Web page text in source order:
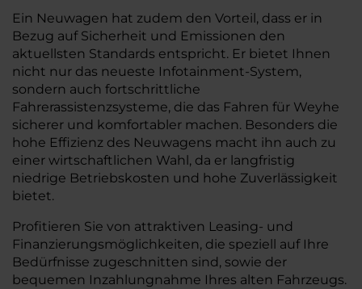
Ein Neuwagen hat zudem den Vorteil, dass er in
Bezug auf Sicherheit und Emissionen den
aktuellsten Standards entspricht. Er bietet Ihnen
nicht nur das neueste Infotainment-System,
sondern auch fortschrittliche
Fahrerassistenzsysteme, die das Fahren für Weyhe
sicherer und komfortabler machen. Besonders die
hohe Effizienz des Neuwagens macht ihn auch zu
einer wirtschaftlichen Wahl, da er langfristig
niedrige Betriebskosten und hohe Zuverlässigkeit
bietet.
Profitieren Sie von attraktiven Leasing- und
Finanzierungsmöglichkeiten, die speziell auf Ihre
Bedürfnisse zugeschnitten sind, sowie der
bequemen Inzahlungnahme Ihres alten Fahrzeugs.